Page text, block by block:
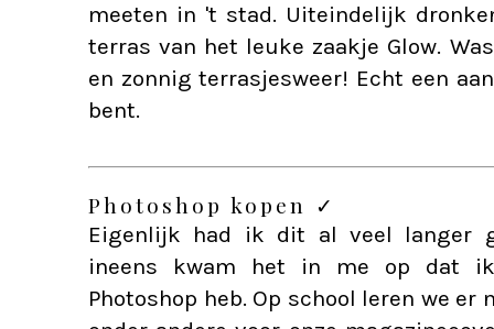
meeten in 't stad. Uiteindelijk
terras van het leuke zaakje Glow.
en zonnig terrasjesweer! Echt een
bent.
Photoshop kopen ✓
Eigenlijk had ik dit al veel langer
ineens kwam het in me op dat
Photoshop heb. Op school leren we